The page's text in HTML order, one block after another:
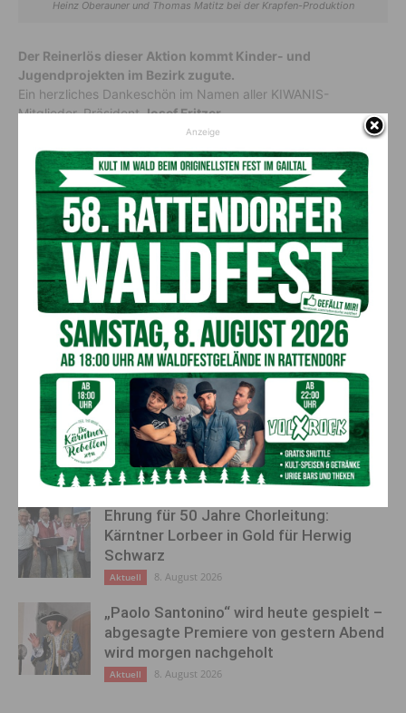
Heinz Oberauner und Thomas Matitz bei der Krapfen-Produktion
Der Reinerlös dieser Aktion kommt Kinder- und
Jugendprojekten im Bezirk zugute.
Ein herzliches Dankeschön im Namen aller KIWANIS-
Mitglieder, PräsidentJosef Fritzer.
Bestellungen unter:www.kiwanis-gailtal.at/krapfen
Vorheriger Artikel
Mehr als 30 Medaillen beim
Lehrlingswettbewerb für das
Almwellness Hotel
Tuffbad****S
Nächster Artikel
Explosives Thema bei der
Startveranstaltung 2023 des
öffentlichen Dienstes des
Bezirkes Hermagor:
„Atomgefahr für Kärnten?“
AKTUELLES
Ein langes Leben ging zu Ende: Anna
Stulier im 106. Lebensjahr verstorben
Aktuell 8. August 2026
Ehrung für 50 Jahre Chorleitung:
Kärntner Lorbeer in Gold für Herwig
Schwarz
Aktuell 8. August 2026
„Paolo Santonino“ wird heute gespielt –
abgesagte Premiere von gestern Abend
wird morgen nachgeholt
Aktuell 8. August 2026
Anzeige